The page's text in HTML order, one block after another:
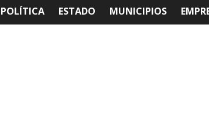
POLÍTICA ESTADO MUNICIPIOS